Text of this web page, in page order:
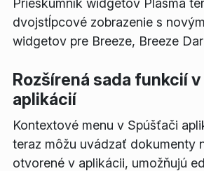
dvojstĺpcové zobrazenie s
widgetov pre Breeze, Breeze
Rozšírená sada funkcií
aplikácií
Kontextové menu v Spúšťači
teraz môžu uvádzať dokumenty
otvorené v aplikácii, umožňujú